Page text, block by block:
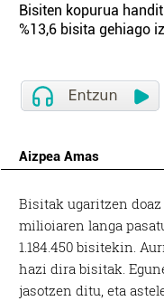
Bisiten kopurua
%13,6 bisita gehiago
Aizpea Amas
Bisitak ugaritzen
milioiaren langa
1.184.450 bisitekin.
hazi dira bisitak.
jasotzen ditu, eta